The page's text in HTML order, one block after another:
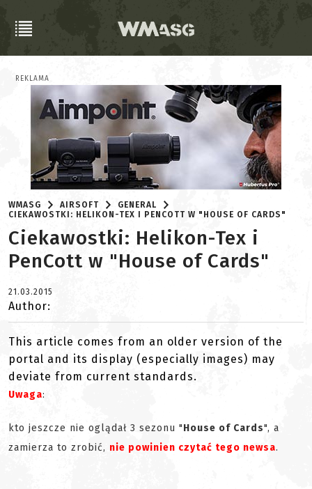
REKLAMA
WMASG AIRSOFT
GENERAL
CIEKAWOSTKI: HELIKON-TEX I PENCOTT W "HOUSE OF CARDS"
Ciekawostki: Helikon-Tex i
PenCott w "House of Cards"
21.03.2015
Author:
This article comes from an older version of the
portal and its display (especially images) may
deviate from current standards.
Uwaga:
kto jeszcze nie oglądał 3 sezonu "House of Cards", a
zamierza to zrobić, nie powinien czytać tego newsa.